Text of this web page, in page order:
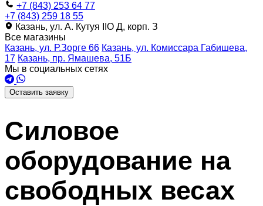
+7 (843) 253 64 77
+7 (843) 259 18 55
Казань, ул. А. Кутуя IIO Д, корп. З
Все магазины
Казань, ул. Р.Зорге 66 Казань, ул. Комиссара Габишева,
17 Казань, пр. Ямашева, 51Б
Мы в социальных сетях
Оставить заявку
Силовое
оборудование на
свободных весах